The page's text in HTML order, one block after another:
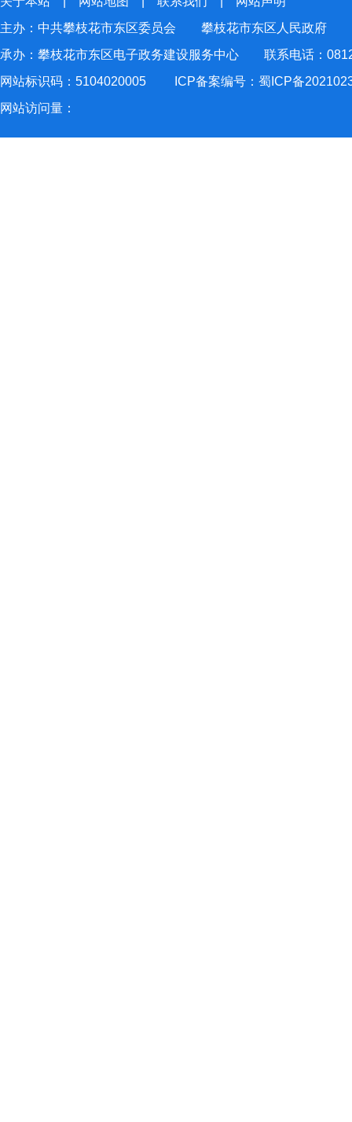
主办：中共攀枝花市东区委员会 攀枝花市东区人民政府
承办：攀枝花市东区电子政务建设服务中心 联系电话：
网站标识码：5104020005
ICP备案编号：蜀ICP备
网站访问量：